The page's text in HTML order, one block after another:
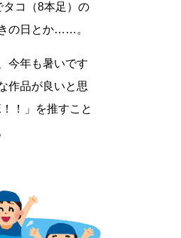
タコ（8本足）の
の日とか……。
今年も暑いです
作品が良いと思
！」を推すこと